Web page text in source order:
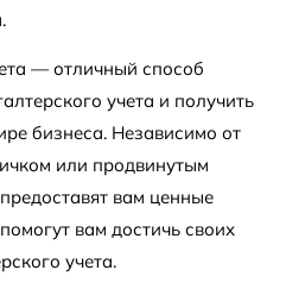
— отличный способ
учета и получить
бизнеса. Независимо от
или продвинутым
вам ценные
вам достичь своих
учета.